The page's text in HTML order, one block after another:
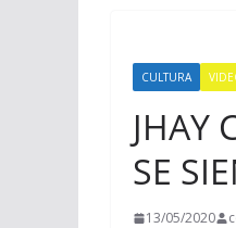
CULTURA
JHAY
SE
13/05/2020